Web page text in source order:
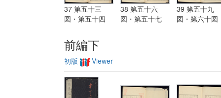
37 第五十三
図・第五十四
38 第五十六
図・第五十七
39 第五十九
図・第六十図
前編下
初版 Viewer